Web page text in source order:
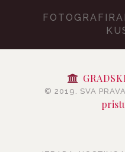
© 2019. SVA